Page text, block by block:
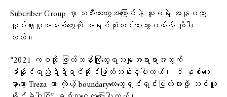
Subcriber Group မှာ သမီးလေးတွေအကြောင်းနဲ့ သူမရဲ့ အနုပညာ
လှုပ်ရှားမှုအသစ်တွေကို အရင်ဆုံးတင်ပေးသွားမယ်လို့ ဆိုပါ
တယ်။
“2021 ကစလို့ ဖြတ်သန်းကြုံတွေ့ရသမျှအရာရာအတွက်
ခံနိုင်ရည်ရှိရှိရင်ဆိုင်ဖြတ်သန်းခဲ့ပါတယ်။ ဒီ နှစ်လေး
မှာတော့ Treza ဟာ ကိုယ့် boundaryလေးတွေရှင်းရှင်းပြတ်သားဖို့ သင်ယူ